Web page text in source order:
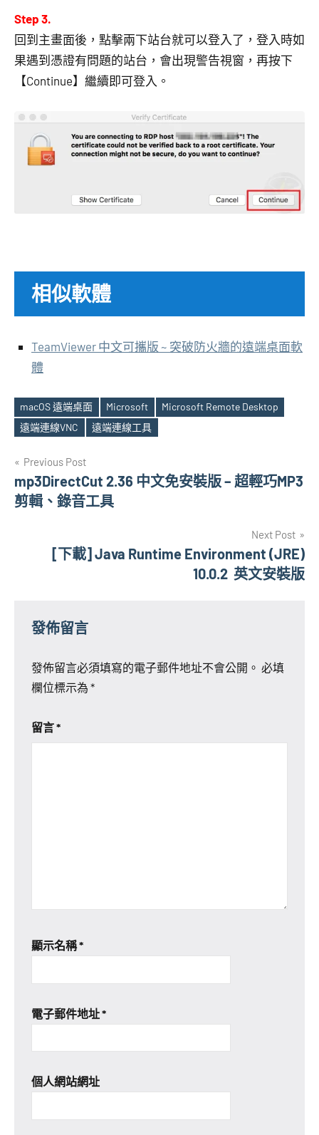
Step 3.
回到主畫面後，點擊兩下站台就可以登入了，登入時如
果遇到憑證有問題的站台，會出現警告視窗，再按下
【Continue】繼續即可登入。
相似軟體
TeamViewer 中文可攜版 ~ 突破防火牆的遠端桌面軟
體
Tags
macOS 遠端桌面 Microsoft
Microsoft Remote Desktop
遠端連線VNC
遠端連線工具
文
章
Previous Post
mp3DirectCut 2.36 中文免安裝版 – 超輕巧MP3
剪輯、錄音工具
Next Post
[下載] Java Runtime Environment (JRE)
10.0.2 英文安裝版
發佈留言
發佈留言必須填寫的電子郵件地址不會公開。 必填
欄位標示為 *
留言*
顯示名稱*
電子郵件地址*
個人網站網址